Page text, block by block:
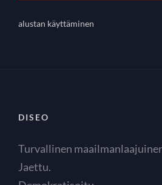
alustan käyttäminen
DISEO
Turvallinen
Jaettu.